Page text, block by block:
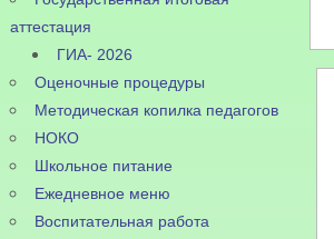
аттестация
ГИА- 2026
Оценочные процедуры
Методическая копилка педагогов
НОКО
Школьное питание
Ежедневное меню
Воспитательная работа